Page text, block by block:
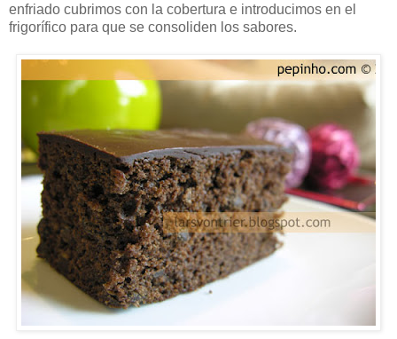
enfriado cubrimos con la cobertura e introducimos en el
frigorífico para que se consoliden los sabores.